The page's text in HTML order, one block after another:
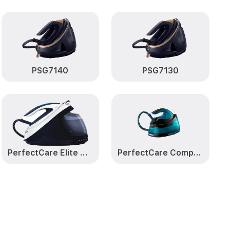
Заказать
PSG7140 PSG7130
PerfectCare Elite GC9635 PerfectCare Compact GC7846